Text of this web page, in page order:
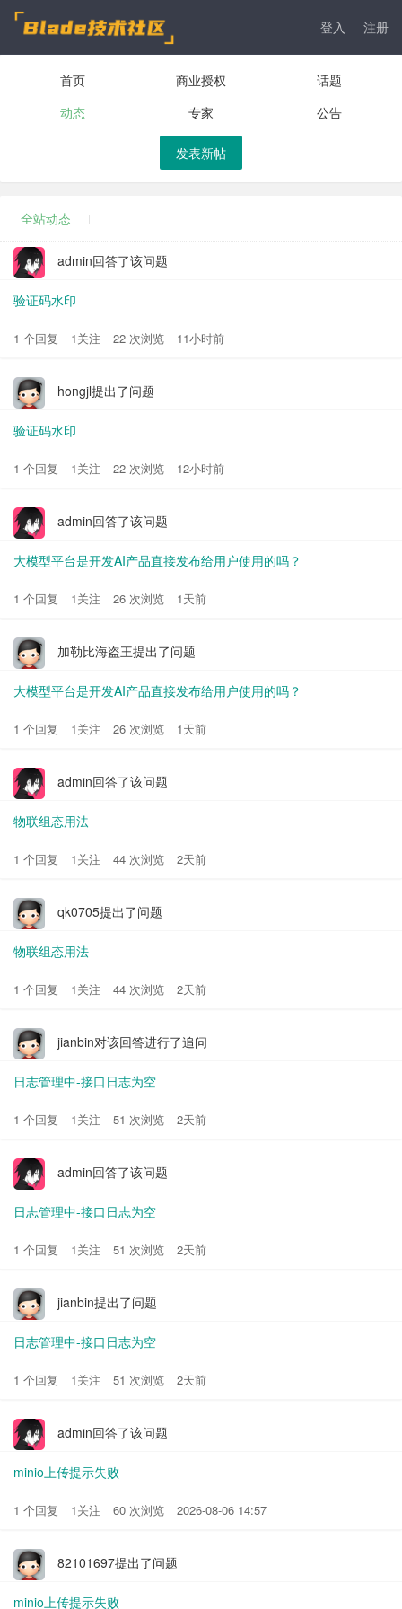
登入 注册
首页 商业授权
话题
动态
专家 公告
发表新帖
全站动态
admin回答了该问题
验证码水印
1 个回复 1关注 22 次浏览 11小时前
hongjl提出了问题
验证码水印
1 个回复 1关注 22 次浏览 12小时前
admin回答了该问题
大模型平台是开发AI产品直接发布给用户使用的吗？
1 个回复 1关注 26 次浏览 1天前
加勒比海盗王提出了问题
大模型平台是开发AI产品直接发布给用户使用的吗？
1 个回复 1关注 26 次浏览 1天前
admin回答了该问题
物联组态用法
1 个回复 1关注 44 次浏览 2天前
qk0705提出了问题
物联组态用法
1 个回复 1关注 44 次浏览 2天前
jianbin对该回答进行了追问
日志管理中-接口日志为空
1 个回复 1关注 51 次浏览 2天前
admin回答了该问题
日志管理中-接口日志为空
1 个回复 1关注 51 次浏览 2天前
jianbin提出了问题
日志管理中-接口日志为空
1 个回复 1关注 51 次浏览 2天前
admin回答了该问题
minio上传提示失败
1 个回复 1关注 60 次浏览 2026-08-06 14:57
82101697提出了问题
minio上传提示失败